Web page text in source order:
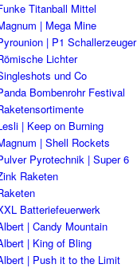
Titanball Mittel
| Mega Mine
| P1 Schallerzeuger
Lichter
und Co
Bombenrohr Festival
| Keep on Burning
| Shell Rockets
Pyrotechnik | Super 6
Raketen
Batteriefeuerwerk
| Candy Mountain
| King of Bling
| Push it to the Limit